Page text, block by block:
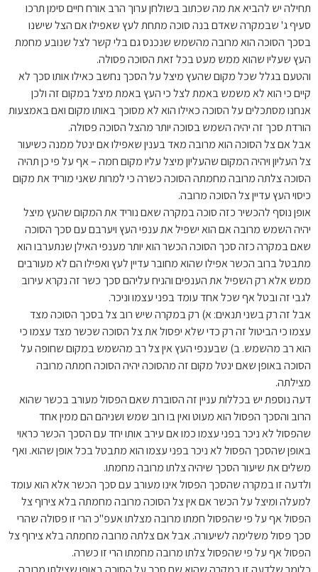
תחילה יש להביא את מה שכתוב בשולחן ערוך הרב אורח חיים סימן תרכו
סעיף ג' שבמקרה שאדם בנה סוכה מתחת לעץ שאפילו אם הצל שישנו
בסכך הסוכה הוא מרובה מהשמש שנכנס גם בלי קשר לצל שנובע מחמת
העץ שעליו שהוא ממש מעט בכל זאת הסוכה פסולה.
והטעם בגלל שכל מקום שהעץ מיצל על הסכך נחשב כאילו אותו סכך לא
קיים כי הוא לא משמש באמת לצל כי העץ באמת מיצל במקום זה ולכן
אנחנו מסתכלים על הסוכה כאילו הוא לא מסוכך באותו מקום ואם באמצעות
הורדת סכך זה יהיה השמש בסוכה יותר מהצל הסוכה פסולה.
אבל אם צל הסוכה הוא מרובה מאד בענין שאפילו אם ינטל ממנה כשיעור
צל העליון ויהיה המקום שהעליון מיצל עליו מקום חמה – אף על פי כן תהיה
הסוכה צלתה מרובה מחמתה הסוכה כשרה כי למרות שאני מוריד את מקום
כיסוי העץ עדיין צל הסוכה מרובה.
אופן נוסף להכשיר כזה סוכה במקרה שאם נוריד את המקום שהעץ מיצל
יהיה השמש מרובה אם הוא ישפיל את ענפי העץ ויערבם עם סכך הסוכה
שאם במקרה כזה סכך הסוכה הכשר הוא יותר מענפי האילן שנתערבו הוא
מתבטל ברוב הכשר אפילו שהוא מחובר עדיין לעץ ואפילו הם לא מעורבים
ממש אלא רק השפיל את הענפים והניח עליהם סכך כשר זה נקרא עירוב
לגבי זה ובטל אף שכל אחד עומד בפני עצמו וניכר.
אבל זה רק בשני תנאים: א) רק במקרה שיש רוב צל בסכך הסוכה מצד
עצמו כי הביטול זה רק כדי שלא יפסול את צל הסוכה שכשר מצד עצמו כי
הוא רב מהשמש. ב) שבענפי העץ אין צל רב מהשמש במקום שחופה על
הסוכה באופן שאם ינטל מקום זה מהסוכה יהיה הסוכה חמתה מרובה
מצילתה.
דעה נוספת יש בכללות עניין זה הסוברת שאם הפסול מעורב בכשר שהוא
הרוב והסכך הפסול הוא מעוט ואין בו רוב שמש ושניהם הם ממין אחד
שהפסול לא ניכר בפני עצמו כמו אם עירב אותו יחד עם הסכך הכשר כראוי
באופן שהסכך הפסול לא ניכר בפני עצמו הוא מתבטל בכל אופן שהוא. ואף
משלים את שיעור הסכך שיהיה צלתו מרובה מחמתו.
ולדעה זו במקרה שהסכך הפסול אינו מעורב עם סכך הכשר אלא הוא עומד
למעלה ומיצל על הכשר אם אין צל הסוכה מרובה מחמתה בלא צירוף צל
הפסול אף על פי שהפסול חמתו מרובה מצלתו אעפ"כ הרי זו פסולה שהרי
סכך פסול משלימה לשיעורה. אבל אם צלתה מרובה מחמתה בלא צירוף צל
הפסול אף על פי שהפסול צלתו מרובה מחמתו הרי זו כשרה.